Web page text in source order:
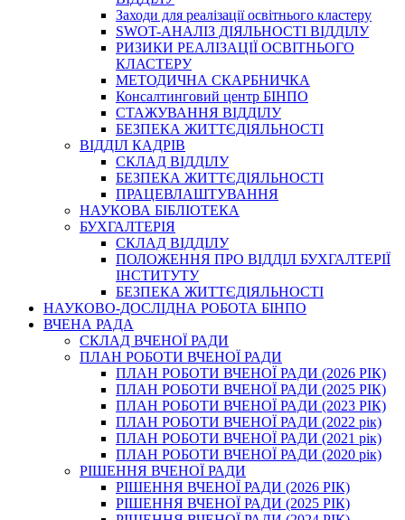
Заходи для реалізації освітнього кластеру
SWOT-АНАЛІЗ ДІЯЛЬНОСТІ ВІДДІЛУ
РИЗИКИ РЕАЛІЗАЦІЇ ОСВІТНЬОГО
КЛАСТЕРУ
МЕТОДИЧНА СКАРБНИЧКА
Консалтинговий центр БІНПО
СТАЖУВАННЯ ВІДДІЛУ
БЕЗПЕКА ЖИТТЄДІЯЛЬНОСТІ
ВІДДІЛ КАДРІВ
СКЛАД ВІДДІЛУ
БЕЗПЕКА ЖИТТЄДІЯЛЬНОСТІ
ПРАЦЕВЛАШТУВАННЯ
НАУКОВА БІБЛІОТЕКА
БУХГАЛТЕРІЯ
СКЛАД ВІДДІЛУ
ПОЛОЖЕННЯ ПРО ВІДДІЛ БУХГАЛТЕРІЇ
ІНСТИТУТУ
БЕЗПЕКА ЖИТТЄДІЯЛЬНОСТІ
НАУКОВО-ДОСЛІДНА РОБОТА БІНПО
ВЧЕНА РАДА
СКЛАД ВЧЕНОЇ РАДИ
ПЛАН РОБОТИ ВЧЕНОЇ РАДИ
ПЛАН РОБОТИ ВЧЕНОЇ РАДИ (2026 РІК)
ПЛАН РОБОТИ ВЧЕНОЇ РАДИ (2025 РІК)
ПЛАН РОБОТИ ВЧЕНОЇ РАДИ (2023 РІК)
ПЛАН РОБОТИ ВЧЕНОЇ РАДИ (2022 рік)
ПЛАН РОБОТИ ВЧЕНОЇ РАДИ (2021 рік)
ПЛАН РОБОТИ ВЧЕНОЇ РАДИ (2020 рік)
РІШЕННЯ ВЧЕНОЇ РАДИ
РІШЕННЯ ВЧЕНОЇ РАДИ (2026 РІК)
РІШЕННЯ ВЧЕНОЇ РАДИ (2025 РІК)